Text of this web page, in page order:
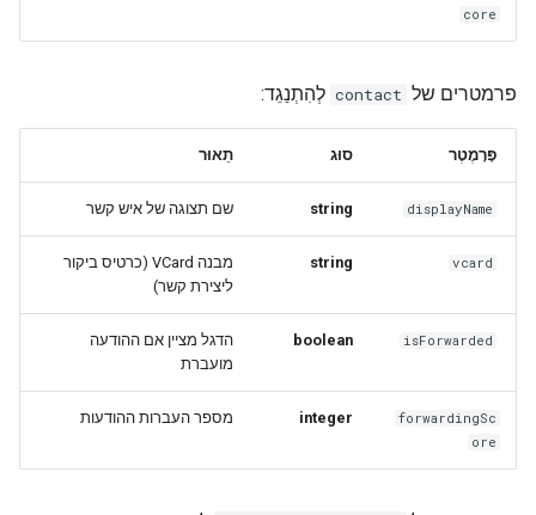
core
פרמטרים של contact לְהִתְנַגֵד:
פָּרָמֶטֶר סוּג תֵאוּר
displayName
string שם תצוגה של איש קשר
vcard
string
מבנה VCard (כרטיס ביקור
ליצירת קשר)
isForwarded
boolean
הדגל מציין אם ההודעה
מועברת
forwardingSc
ore
integer מספר העברות ההודעות